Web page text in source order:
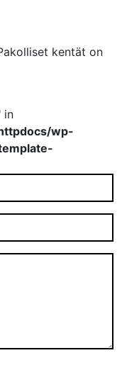
kentät on
in
wp-